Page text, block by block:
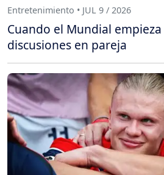
Entretenimiento • JUL 9 / 2026
Cuando el Mundial
discusiones en pareja